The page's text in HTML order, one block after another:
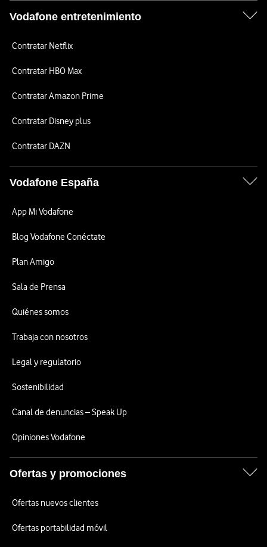
Vodafone entretenimiento
Contratar Netflix
Contratar HBO Max
Contratar Amazon Prime
Contratar Disney plus
Contratar DAZN
Vodafone España
App Mi Vodafone
Blog Vodafone Conéctate
Plan Amigo
Sala de Prensa
Quiénes somos
Trabaja con nosotros
Legal y regulatorio
Sostenibilidad
Canal de denuncias – Speak Up
Opiniones Vodafone
Ofertas y promociones
Ofertas nuevos clientes
Ofertas portabilidad móvil